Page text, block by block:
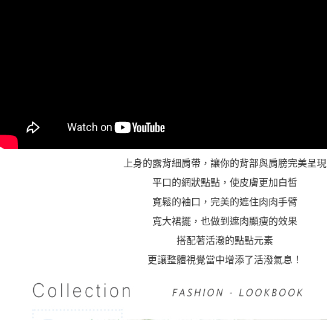
上身的露背細肩帶，讓你的背部與肩膀完美呈現
平口的網狀點點，使皮膚更加白皙
寬鬆的袖口，完美的遮住肉肉手臂
寬大裙擺，也做到遮肉顯瘦的效果
搭配著活潑的點點元素
更讓整體視覺當中增添了活潑氣息！